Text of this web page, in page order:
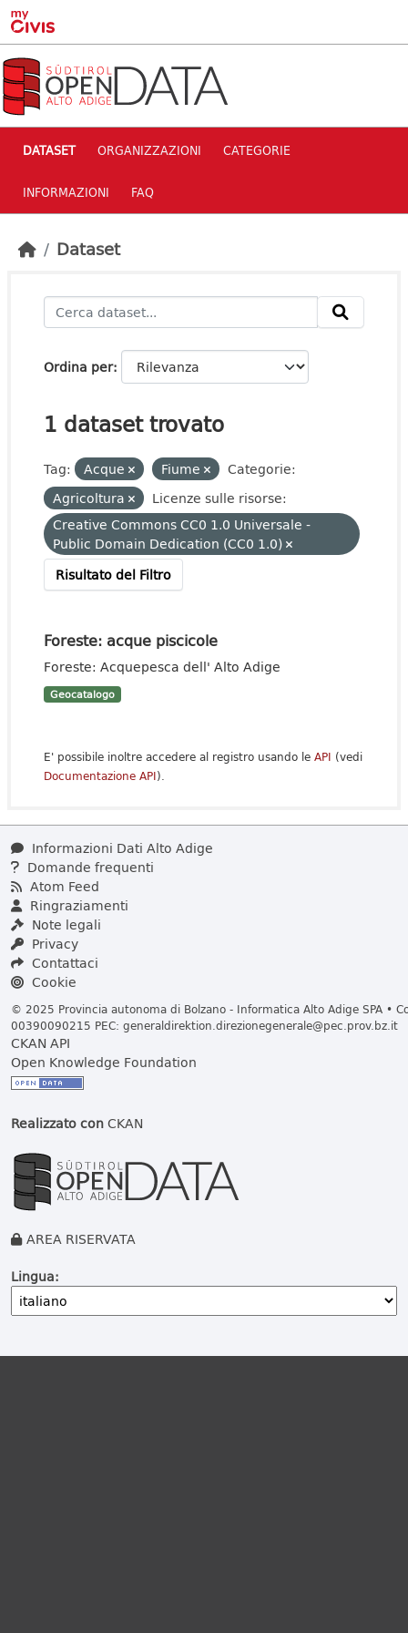
Skip to main content
DATASET ORGANIZZAZIONI CATEGORIE
INFORMAZIONI FAQ
Dataset
Ordina per
1 dataset trovato
Tag: Acque Fiume
Categorie:
Agricoltura
Licenze sulle risorse:
Creative Commons CC0 1.0 Universale -
Public Domain Dedication (CC0 1.0)
Risultato del Filtro
Foreste: acque piscicole
Foreste: Acquepesca dell' Alto Adige
Geocatalogo
E' possibile inoltre accedere al registro usando le API (vedi
Documentazione API).
Informazioni Dati Alto Adige
Domande frequenti
Atom Feed
Ringraziamenti
Note legali
Privacy
Contattaci
Cookie
© 2025 Provincia autonoma di Bolzano - Informatica Alto Adige SPA •
00390090215 PEC: generaldirektion.direzionegenerale@pec.prov.bz.it
CKAN API
Open Knowledge Foundation
Realizzato conCKAN
AREA RISERVATA
Lingua